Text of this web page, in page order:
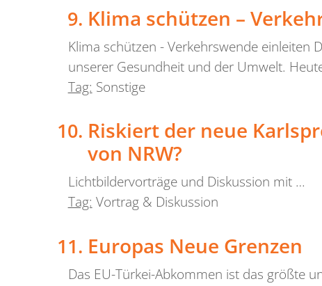
Klima schützen –
Klima schützen - Verkehrswende einleiten
unserer Gesundheit und der Umwelt.
Tag: Sonstige
Riskiert der neue
von NRW?
Lichtbildervorträge und Diskussion mit …
Tag: Vortrag & Diskussion
Europas Neue Grenzen
Das EU-Türkei-Abkommen ist das größte